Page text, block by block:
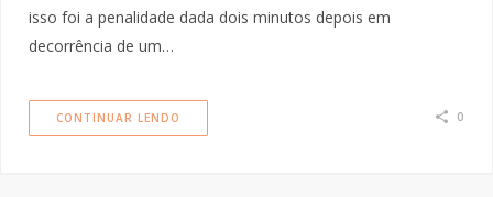
isso foi a penalidade dada dois minutos depois em
decorrência de um…
CONTINUAR LENDO 0